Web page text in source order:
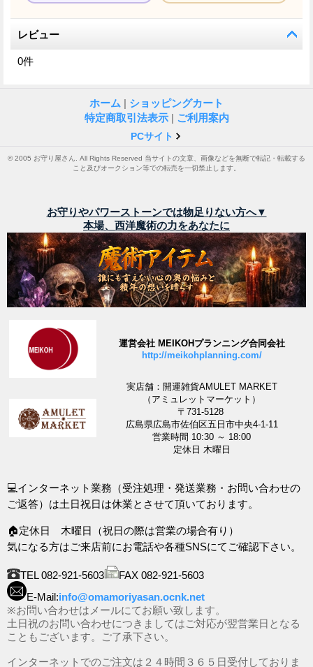
レビュー
0件
ホーム | ショッピングカート
特定商取引法表示 | ご利用案内
PCサイト
© 2005 お守り屋さん. All Rights Reserved 当サイトの文章、画像などを無断で転記・転載する
こと及びオークション等での転売を一切禁止します。
お守りやパワーストーンでは物足りない方へ▼
本場、西洋魔術の力をあなたに
運営会社 MEIKOHプランニング合同会社
http://meikohplanning.com/
実店舗：開運雑貨AMULET MARKET
（アミュレットマーケット）
〒731-5128
広島県広島市佐伯区五日市中央4-1-11
営業時間 10:30 ～ 18:00
定休日 木曜日
💻インターネット業務（受注処理・発送業務・お問い合わせの
ご返答）は土日祝日は休業とさせて頂いております。
🏠定休日 木曜日（祝日の際は営業の場合有り）
気になる方はご来店前にお電話や各種SNSにてご確認下さい。
TEL 082-921-5603
FAX 082-921-5603
E-Mail:info@omamoriyasan.ocnk.net
※お問い合わせはメールにてお願い致します。
土日祝のお問い合わせにつきましてはご対応が翌営業日となる
こともございます。ご了承下さい。
インターネットでのご注文は２４時間３６５日受付しておりま